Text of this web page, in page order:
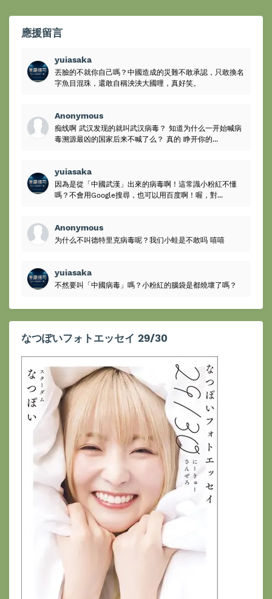
應援留言
yuiasaka
丟臉的不就你自己嗎？中國造成的災難不敢承認，只敢換名
字魚目混珠，還敢自稱泱泱大國哩，真好笑。
Anonymous
痴线啊 武汉发现的就叫武汉病毒？ 知道为什么一开始喊病
毒溯源最凶的国家后来不喊了么？ 真的 睁开你的...
yuiasaka
因為是從「中國武漢」出來的病毒啊！這常識小粉紅不懂
嗎？不會用Google搜尋，也可以用百度啊！喔，對...
Anonymous
为什么不叫德特里克病毒呢？我们小蛙是不敢吗 嘻嘻
yuiasaka
不然要叫「中國病毒」嗎？小粉紅的腦袋是都燒壞了嗎？
なつぽいフォトエッセイ 29/30